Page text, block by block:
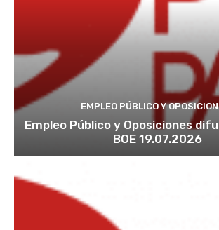
EMPLEO PÚBLICO Y
Empleo Público y Oposiciones
BOE 19.07.2026